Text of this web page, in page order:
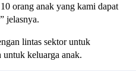
orang anak yang kami dapat
jelasnya.
lintas sektor untuk
untuk keluarga anak.